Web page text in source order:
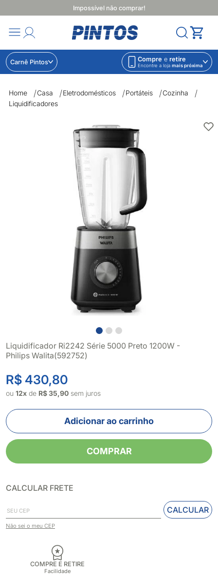
Impossível não comprar!
Carnê Pintos Compre e retire
Encontre a loja mais próxima
Home Casa Eletrodomésticos Portáteis
Cozinha
Liquidificadores
Liquidificador Ri2242 Série 5000 Preto 1200W -
Philips Walita(592752)
R$ 430,80
ou 12x de R$ 35,90 sem juros
Adicionar ao carrinho
COMPRAR
CALCULAR FRETE
CALCULAR
Não sei o meu CEP
COMPRE E RETIRE
Facilidade